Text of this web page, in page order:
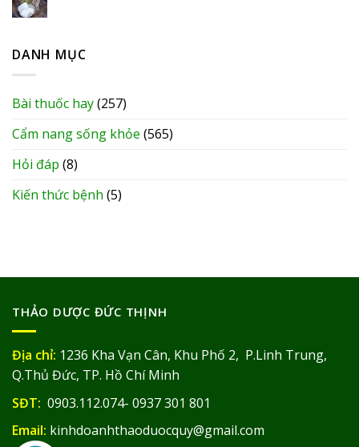
DANH MỤC
Bài thuốc hay(257)
Cẩm nang sống khỏe (565)
Hỏi đáp (8)
Kiến thức bệnh (5)
THẢO DƯỢC ĐỨC THỊNH
Địa chỉ: 1236 Kha Vạn Cân, Khu Phố 2, P.Linh Trung,
Q.Thủ Đức, TP. Hồ Chí Minh
SĐT: 0903.112.074- 0937 301 801
Email: kinhdoanhthaoduocquy@gmail.com